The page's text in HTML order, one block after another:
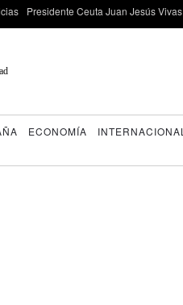
Presidente Ceuta Juan Jesús Vivas
ECONOMÍA INTERNACIONAL